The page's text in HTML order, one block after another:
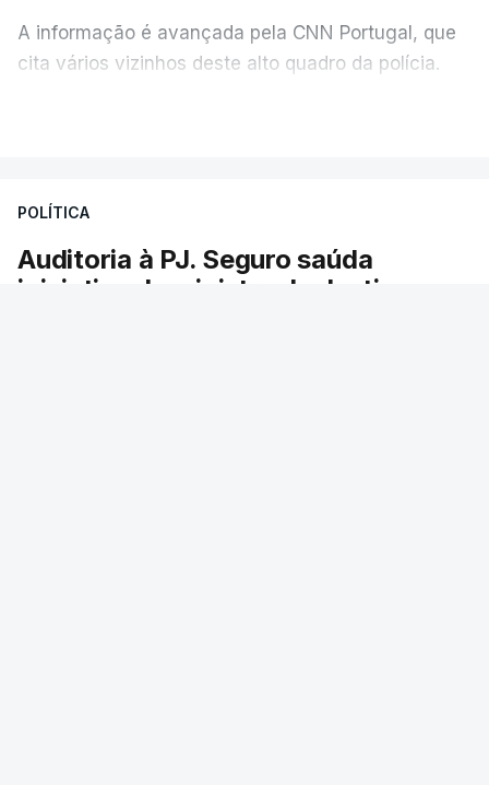
A informação é avançada pela CNN Portugal, que
cita vários vizinhos deste alto quadro da polícia.
apreendido numa operação de droga.
POLÍTICA
Auditoria à PJ. Seguro saúda
iniciativa da ministra da Justiça